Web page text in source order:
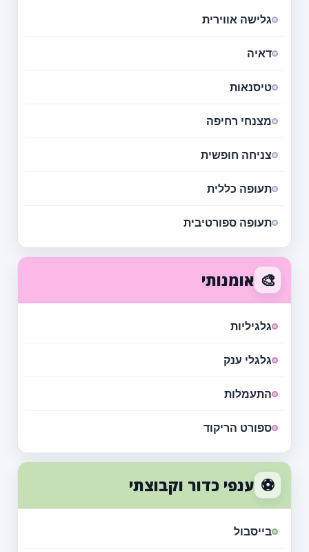
גלישה אווירית
דאיה
טיסנאות
מצנחי רחיפה
צניחה חופשית
תעופה כללית
תעופה ספורטיבית
🎨 אומנותי
גלגיליות
גלגלי ענק
התעמלות
ספורט הריקוד
⚽ ענפי כדור וקבוצתי
בייסבול